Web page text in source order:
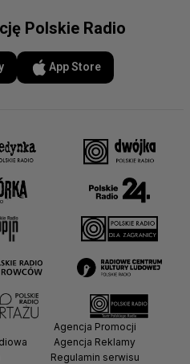
Polskie Radio
App Store
Agencja Promocji
Agencja Reklamy
Regulamin serwisu